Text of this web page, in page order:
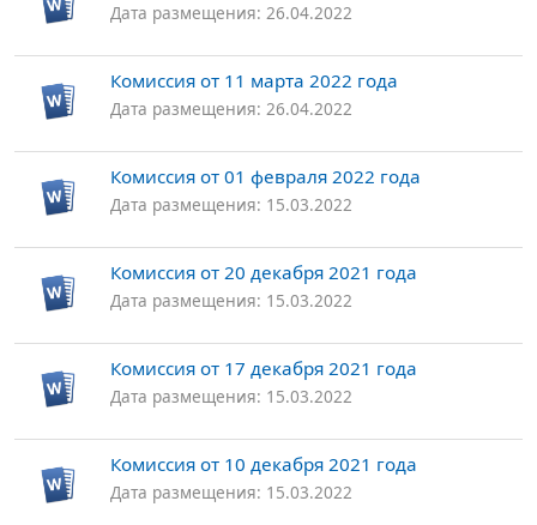
Дата размещения: 26.04.2022
Комиссия от 11 марта 2022 года
Дата размещения: 26.04.2022
Комиссия от 01 февраля 2022 года
Дата размещения: 15.03.2022
Комиссия от 20 декабря 2021 года
Дата размещения: 15.03.2022
Комиссия от 17 декабря 2021 года
Дата размещения: 15.03.2022
Комиссия от 10 декабря 2021 года
Дата размещения: 15.03.2022